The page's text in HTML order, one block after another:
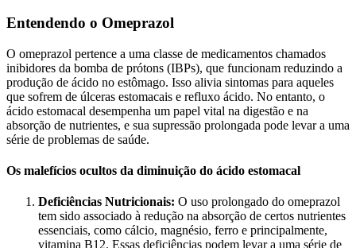
Entendendo o Omeprazol
O omeprazol pertence a uma classe de medicamentos chamados
inibidores da bomba de prótons (IBPs), que funcionam reduzindo a
produção de ácido no estômago. Isso alivia sintomas para aqueles
que sofrem de úlceras estomacais e refluxo ácido. No entanto, o
ácido estomacal desempenha um papel vital na digestão e na
absorção de nutrientes, e sua supressão prolongada pode levar a uma
série de problemas de saúde.
Os malefícios ocultos da diminuição do ácido estomacal
Deficiências Nutricionais: O uso prolongado do omeprazol
tem sido associado à redução na absorção de certos nutrientes
essenciais, como cálcio, magnésio, ferro e principalmente,
vitamina B12. Essas deficiências podem levar a uma série de